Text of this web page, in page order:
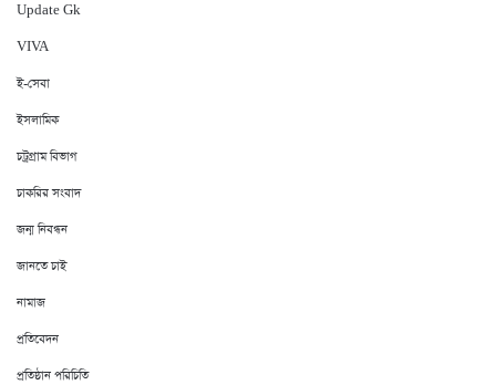
Update Gk
VIVA
ই-সেবা
ইসলামিক
চট্রগ্রাম বিভাগ
চাকরির সংবাদ
জন্ম নিবন্ধন
জানতে চাই
নামাজ
প্রতিবেদন
প্রতিষ্ঠান পরিচিতি